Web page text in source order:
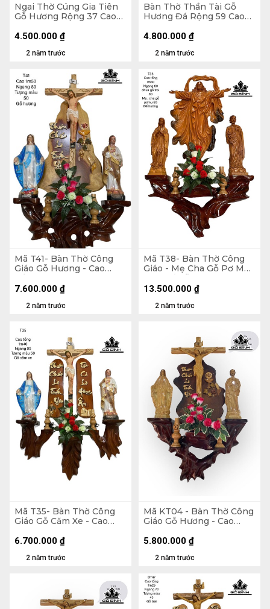
Ngai Thờ Cúng Gia Tiên
Gỗ Hương Rộng 37 Cao
2 năm trước
4.500.000 ₫
Bàn Thờ Thần Tài Gỗ
Hương Đá Rộng 59 Cao
2 năm trước
4.800.000 ₫
Mã T41- Bàn Thờ Công
Giáo Gỗ Hương - Cao
Tổng 150 Ngang 80
Tượng Màu 50 (cm)
2 năm trước
7.600.000 ₫
Mã T38- Bàn Thờ Công
Giáo - Mẹ Cha Gỗ Pơ Mu
50 - Đế Gỗ Hương- Cao
Tổng 140 Ngang 80 -
Chúa Gỗ Trai 80 (cm)
2 năm trước
13.500.000 ₫
Mã T35- Bàn Thờ Công
Giáo Gỗ Căm Xe - Cao
Tượng Màu 50 (cm)
2 năm trước
6.700.000 ₫
Mã KT04 - Bàn Thờ Công
Giáo Gỗ Hương - Cao
Tượng Giả Gỗ 40 (cm)
2 năm trước
5.800.000 ₫